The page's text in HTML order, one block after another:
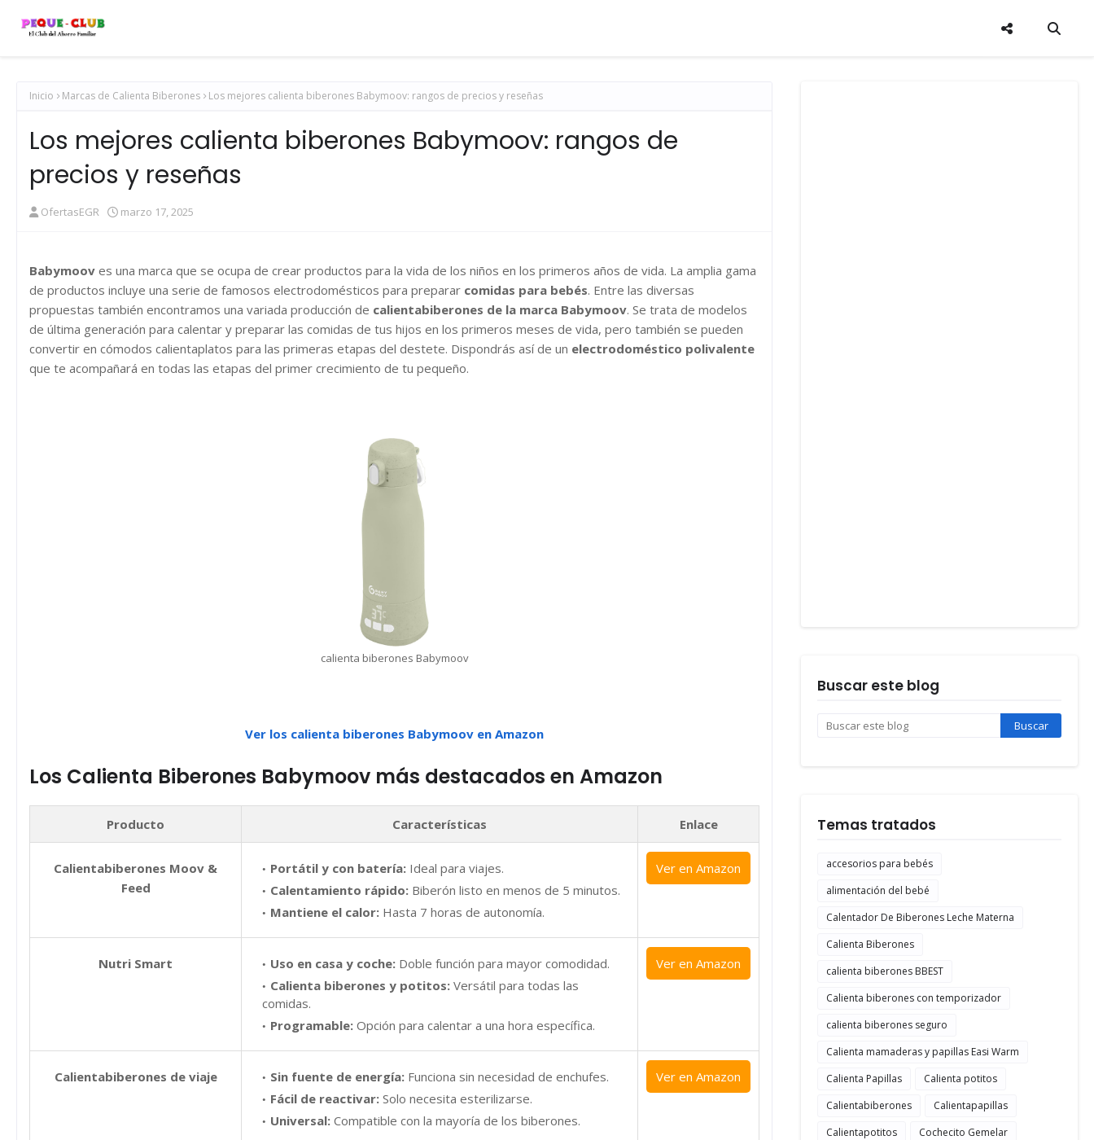
Inicio Marcas de Calienta Biberones Los mejores calienta biberones Babymoov: rangos de precios y reseñas
Los mejores calienta biberones Babymoov: rangos de
precios y reseñas
OfertasEGR marzo 17, 2025
Babymoov es una marca que se ocupa de crear productos para la vida de los niños en los primeros años de vida. La amplia gama
de productos incluye una serie de famosos electrodomésticos para preparar comidas para bebés. Entre las diversas
propuestas también encontramos una variada producción de calientabiberones de la marca Babymoov. Se trata de modelos
de última generación para calentar y preparar las comidas de tus hijos en los primeros meses de vida, pero también se pueden
convertir en cómodos calientaplatos para las primeras etapas del destete. Dispondrás así de un electrodoméstico polivalente
que te acompañará en todas las etapas del primer crecimiento de tu pequeño.
calienta biberones Babymoov
Ver los calienta biberones Babymoov en Amazon
Los Calienta Biberones Babymoov más destacados en Amazon
Producto Características Enlace
Calientabiberones Moov &
Feed
Portátil y con batería: Ideal para viajes.
Calentamiento rápido: Biberón listo en menos de 5 minutos.
Mantiene el calor: Hasta 7 horas de autonomía.
Ver en Amazon
Nutri Smart Uso en casa y coche: Doble función para mayor comodidad.
Calienta biberones y potitos: Versátil para todas las
comidas.
Programable: Opción para calentar a una hora específica.
Ver en Amazon
Calientabiberones de viaje Sin fuente de energía: Funciona sin necesidad de enchufes.
Fácil de reactivar: Solo necesita esterilizarse.
Universal: Compatible con la mayoría de los biberones.
Ver en Amazon
Buscar este blog
Temas tratados
accesorios para bebés
alimentación del bebé
Calentador De Biberones Leche Materna
Calienta Biberones
calienta biberones BBEST
Calienta biberones con temporizador
calienta biberones seguro
Calienta mamaderas y papillas Easi Warm
Calienta Papillas
Calienta potitos
Calientabiberones
Calientapapillas
Calientapotitos
Cochecito Gemelar